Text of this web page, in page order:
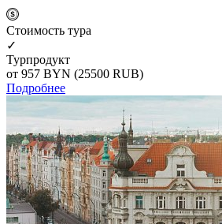
Cтоимость тура
✓
Турпродукт
от 957 BYN (25500 RUB)
Подробнее